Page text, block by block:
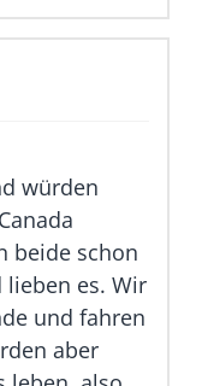
würden
beide schon
es. Wir
und fahren
aber